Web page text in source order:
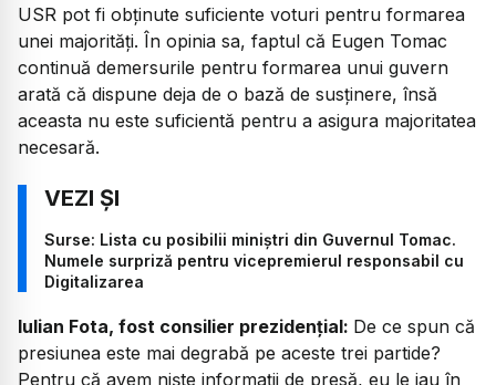
USR pot fi obținute suficiente voturi pentru formarea
unei majorități. În opinia sa, faptul că Eugen Tomac
continuă demersurile pentru formarea unui guvern
arată că dispune deja de o bază de susținere, însă
aceasta nu este suficientă pentru a asigura majoritatea
necesară.
Surse: Lista cu posibilii miniștri din Guvernul Tomac.
Numele surpriză pentru vicepremierul responsabil cu
Digitalizarea
Iulian Fota, fost consilier prezidențial: De ce spun că
presiunea este mai degrabă pe aceste trei partide?
Pentru că avem niște informații de presă, eu le iau în